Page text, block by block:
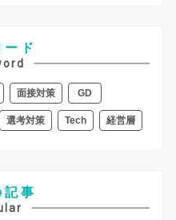
ード
面接対策 GD
選考対策 Tech 経営層
記事